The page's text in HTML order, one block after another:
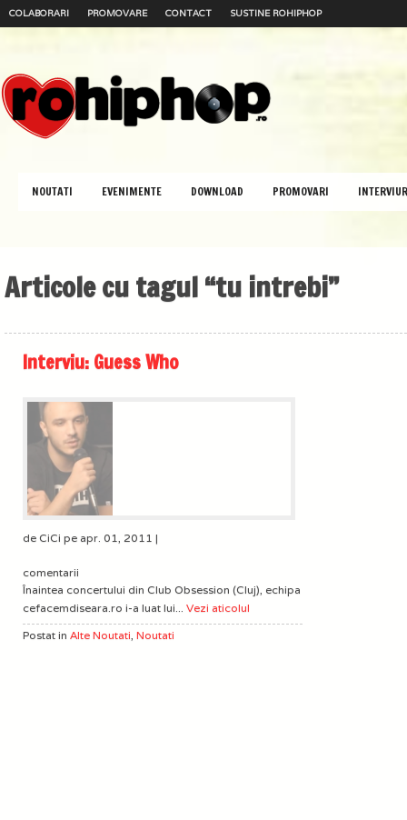
COLABORARI PROMOVARE CONTACT SUSTINE ROHIPHOP
NOUTATI EVENIMENTE DOWNLOAD PROMOVARI
Articole cu tagul “tu intrebi”
Interviu: Guess Who
de CiCi pe apr. 01, 2011 |
comentarii
Înaintea concertului din Club Obsession (Cluj), echipa
cefacemdiseara.ro i-a luat lui... Vezi aticolul
Postat in Alte Noutati, Noutati